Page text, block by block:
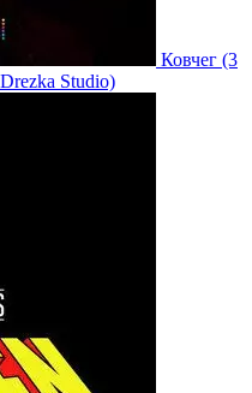
Ковчег (3
Studio)